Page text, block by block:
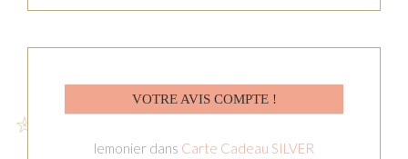
VOTRE AVIS COMPTE !
lemonier dans Carte Cadeau SILVER